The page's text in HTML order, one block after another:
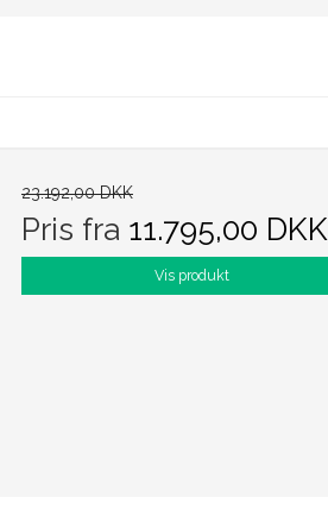
23.192,00 DKK
Pris fra 11.795,00 DKK
Vis produkt